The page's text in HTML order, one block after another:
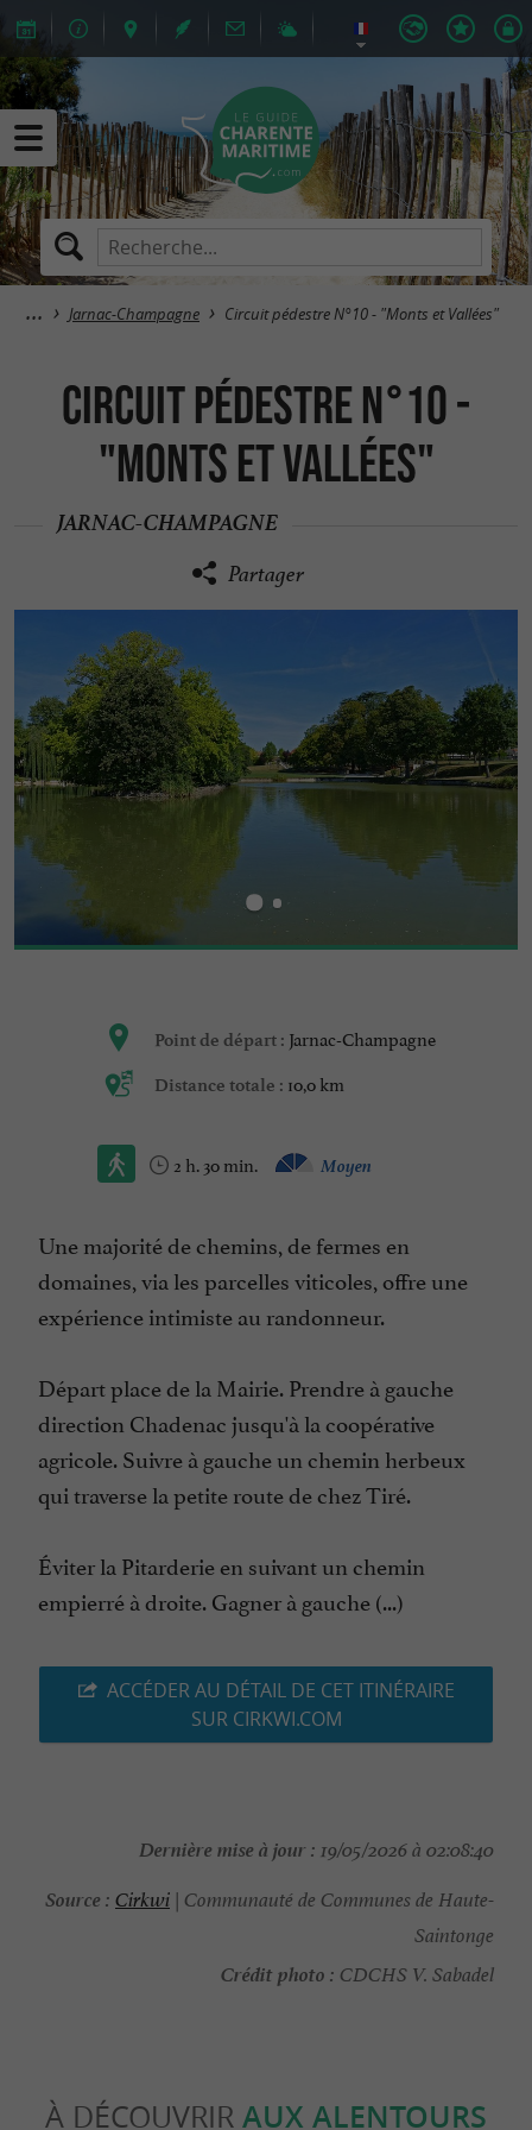
Jarnac-Champagne Circuit pédestre N°10 - "Monts et Vallées"
Circuit pédestre N°10 -
"Monts et Vallées"
JARNAC-CHAMPAGNE
Partager
Point de départ : Jarnac-Champagne
Distance totale : 10,0 km
2 h. 30 min. Moyen
Une majorité de chemins, de fermes en
domaines, via les parcelles viticoles, offre une
expérience intimiste au randonneur.
Départ place de la Mairie. Prendre à gauche
direction Chadenac jusqu'à la coopérative
agricole. Suivre à gauche un chemin herbeux
qui traverse la petite route de chez Tiré.
Éviter la Pitarderie en suivant un chemin
empierré à droite. Gagner à gauche (...)
ACCÉDER AU DÉTAIL DE CET ITINÉRAIRE
SUR CIRKWI.COM
Dernière mise à jour : 19/05/2026 à 02:08:40
Source : Cirkwi | Communauté de Communes de Haute-
Saintonge
Crédit photo : CDCHS V. Sabadel
À DÉCOUVRIR AUX ALENTOURS